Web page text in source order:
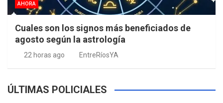
AHORA
Cuales son los signos más beneficiados de
agosto según la astrología
22 horas ago EntreRíosYA
ÚLTIMAS POLICIALES